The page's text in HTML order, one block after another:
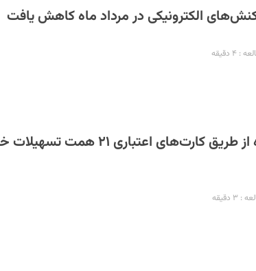
الکترونیکی در مرداد ماه کاهش یافت
دقیقه
بانک‌ها در ۴ ماه از طریق کارت‌های اعتباری ۲۱ همت
دقیقه